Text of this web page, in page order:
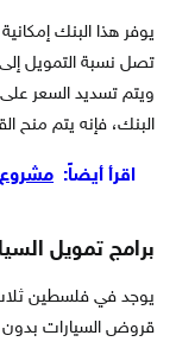
يوفر هذا البنك
البنك، فإنه يتم منح
اقرأ أيضاً: مشروع
برامج تمويل
يوجد في فلسطين
قروض السيارات بدون